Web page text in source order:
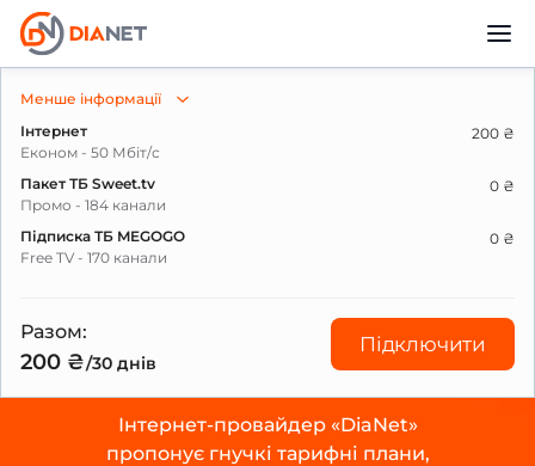
Інтернет-провайдер «DiaNet»
пропонує гнучкі тарифні плани,
Менше інформації
Інтернет
Економ - 50 Мбіт/с
200 ₴
Пакет ТБ Sweet.tv
Промо - 184 канали
0 ₴
Підписка ТБ MEGOGO
Free TV - 170 канали
0 ₴
Разом:
200 ₴/30 днів
Підключити